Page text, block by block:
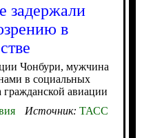
задержали
в
Чонбури, мужчина
в социальных
гражданской авиации
Источник: ТАСС